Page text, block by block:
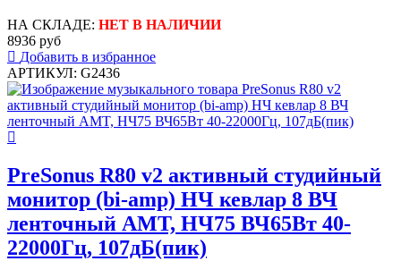
НА СКЛАДЕ: НЕТ В НАЛИЧИИ
8936 руб
Добавить в избранное
АРТИКУЛ: G2436
PreSonus R80 v2 активный студийный
монитор (bi-amp) НЧ кевлар 8 ВЧ
ленточный AMT, НЧ75 ВЧ65Вт 40-
22000Гц, 107дБ(пик)